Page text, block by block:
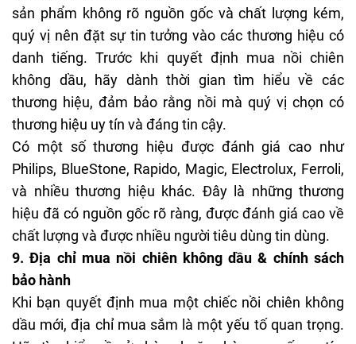
sản phẩm không rõ nguồn gốc và chất lượng kém,
quý vị nên đặt sự tin tưởng vào các thương hiệu có
danh tiếng. Trước khi quyết định mua nồi chiên
không dầu, hãy dành thời gian tìm hiểu về các
thương hiệu, đảm bảo rằng nồi mà quý vị chọn có
thương hiệu uy tín và đáng tin cậy.
Có một số thương hiệu được đánh giá cao như
Philips, BlueStone, Rapido, Magic, Electrolux, Ferroli,
và nhiều thương hiệu khác. Đây là những thương
hiệu đã có nguồn gốc rõ ràng, được đánh giá cao về
chất lượng và được nhiều người tiêu dùng tin dùng.
9. Địa chỉ mua nồi chiên không dầu & chính sách
bảo hành
Khi bạn quyết định mua một chiếc nồi chiên không
dầu mới, địa chỉ mua sắm là một yếu tố quan trọng.